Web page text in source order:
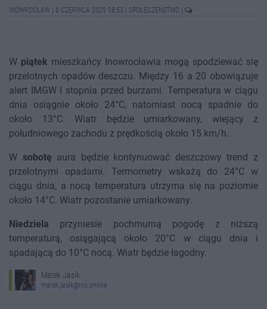
INOWROCŁAW 6 CZERWCA 2025 08:53 SPOŁECZEŃSTWO
W piątek mieszkańcy Inowrocławia mogą spodziewać się
przelotnych opadów deszczu. Między 16 a 20 obowiązuje
alert IMGW I stopnia przed burzami. Temperatura w ciągu
dnia osiągnie około 24°C, natomiast nocą spadnie do
około 13°C. Wiatr będzie umiarkowany, wiejący z
południowego zachodu z prędkością około 15 km/h.
W sobotę aura będzie kontynuować deszczowy trend z
przelotnymi opadami. Termometry wskażą do 24°C w
ciągu dnia, a nocą temperatura utrzyma się na poziomie
około 14°C. Wiatr pozostanie umiarkowany.
Niedziela przyniesie pochmurną pogodę z niższą
temperaturą, osiągającą około 20°C w ciągu dnia i
spadającą do 10°C nocą. Wiatr będzie łagodny.
Marek Jasik
marek.jasik@ino.online